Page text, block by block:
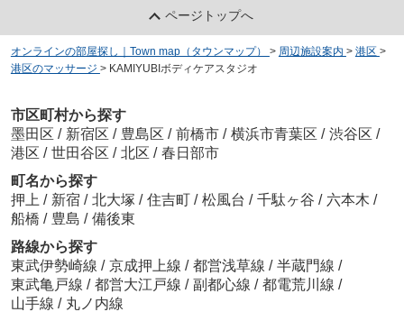
ページトップへ
オンラインの部屋探し｜Town map（タウンマップ） > 周辺施設案内 > 港区 >
港区のマッサージ > KAMIYUBIボディケアスタジオ
市区町村から探す
墨田区 / 新宿区 / 豊島区 / 前橋市 / 横浜市青葉区 / 渋谷区 /
港区 / 世田谷区 / 北区 / 春日部市
町名から探す
押上 / 新宿 / 北大塚 / 住吉町 / 松風台 / 千駄ヶ谷 / 六本木 /
船橋 / 豊島 / 備後東
路線から探す
東武伊勢崎線 / 京成押上線 / 都営浅草線 / 半蔵門線 /
東武亀戸線 / 都営大江戸線 / 副都心線 / 都電荒川線 /
山手線 / 丸ノ内線